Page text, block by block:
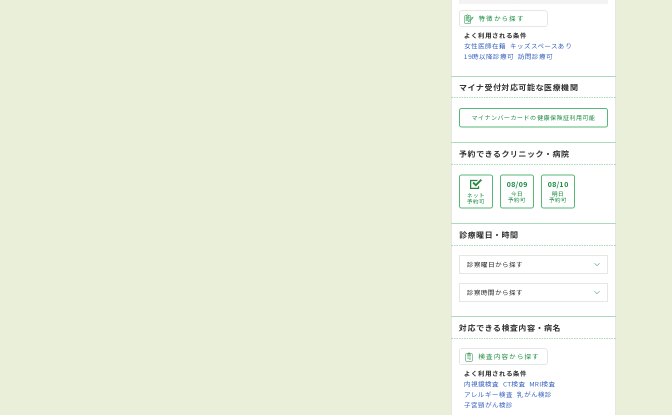
特徴から探す
よく利用される条件
女性医師在籍 キッズスペースあり
19時以降診療可 訪問診療可
マイナ受付対応可能な医療機関
マイナンバーカードの健康保険証利用可能
予約できるクリニック・病院
ネット
予約可
08/09
今日
予約可
08/10
明日
予約可
診療曜日・時間
診察曜日から探す
診察時間から探す
対応できる検査内容・病名
検査内容から探す
よく利用される条件
内視鏡検査 CT検査 MRI検査
アレルギー検査 乳がん検診
子宮頸がん検診